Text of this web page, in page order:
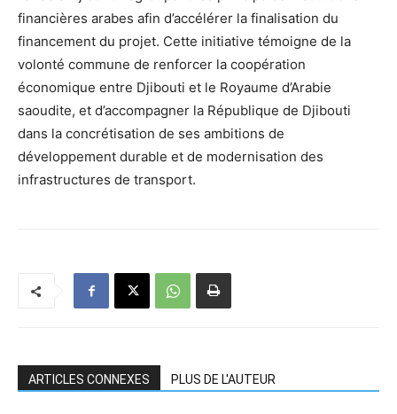
financières arabes afin d’accélérer la finalisation du
financement du projet. Cette initiative témoigne de la
volonté commune de renforcer la coopération
économique entre Djibouti et le Royaume d’Arabie
saoudite, et d’accompagner la République de Djibouti
dans la concrétisation de ses ambitions de
développement durable et de modernisation des
infrastructures de transport.
ARTICLES CONNEXES PLUS DE L'AUTEUR